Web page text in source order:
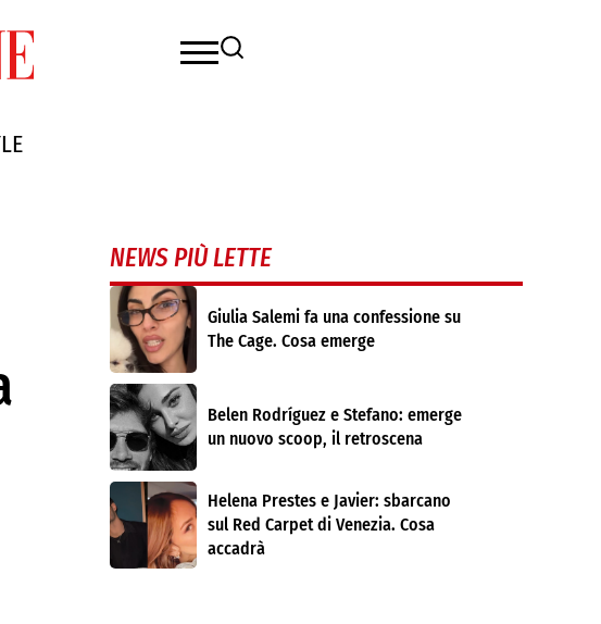
NEWS PIÙ LETTE
Giulia Salemi fa una confessione su
The Cage. Cosa emerge
Belen Rodríguez e Stefano: emerge
un nuovo scoop, il retroscena
Helena Prestes e Javier: sbarcano
sul Red Carpet di Venezia. Cosa
accadrà